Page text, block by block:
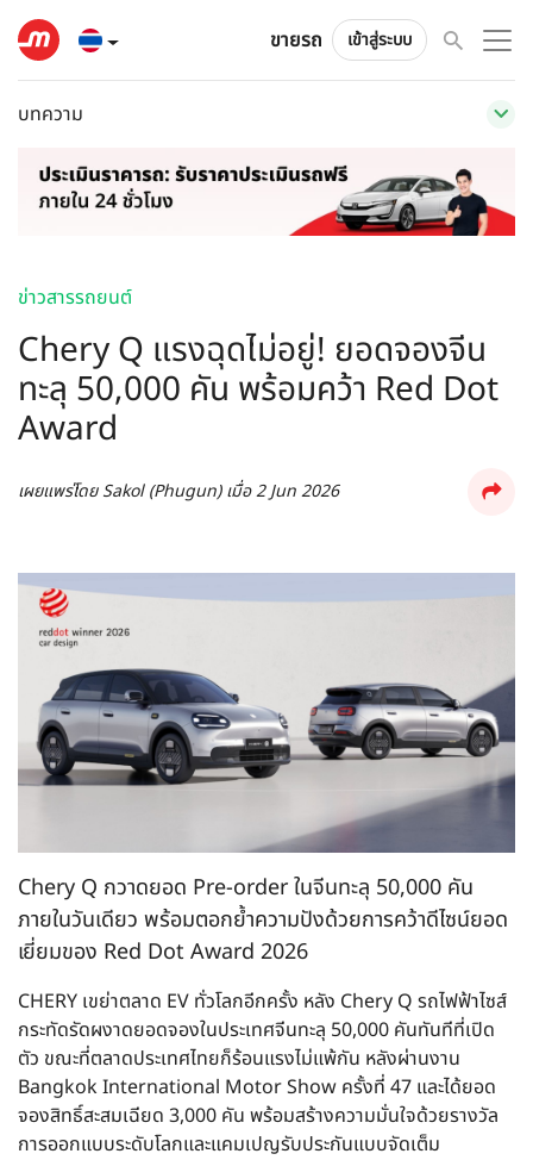
ขายรถ เข้าสู่ระบบ
บทความ
ข่าวสารรถยนต์
Chery Q แรงฉุดไม่อยู่! ยอดจองจีน
ทะลุ 50,000 คัน พร้อมคว้า Red Dot
Award
เผยแพร่โดยSakol (Phugun) เมื่อ2 Jun 2026
Chery Q กวาดยอด Pre-order ในจีนทะลุ 50,000 คัน
ภายในวันเดียว พร้อมตอกย้ำความปังด้วยการคว้าดีไซน์ยอด
เยี่ยมของ Red Dot Award 2026
CHERY เขย่าตลาด EV ทั่วโลกอีกครั้ง หลัง Chery Q รถไฟฟ้าไซส์
กระทัดรัดผงาดยอดจองในประเทศจีนทะลุ 50,000 คันทันทีที่เปิด
ตัว ขณะที่ตลาดประเทศไทยก็ร้อนแรงไม่แพ้กัน หลังผ่านงาน
Bangkok International Motor Show ครั้งที่ 47 และได้ยอด
จองสิทธิ์สะสมเฉียด 3,000 คัน พร้อมสร้างความมั่นใจด้วยรางวัล
การออกแบบระดับโลกและแคมเปญรับประกันแบบจัดเต็ม